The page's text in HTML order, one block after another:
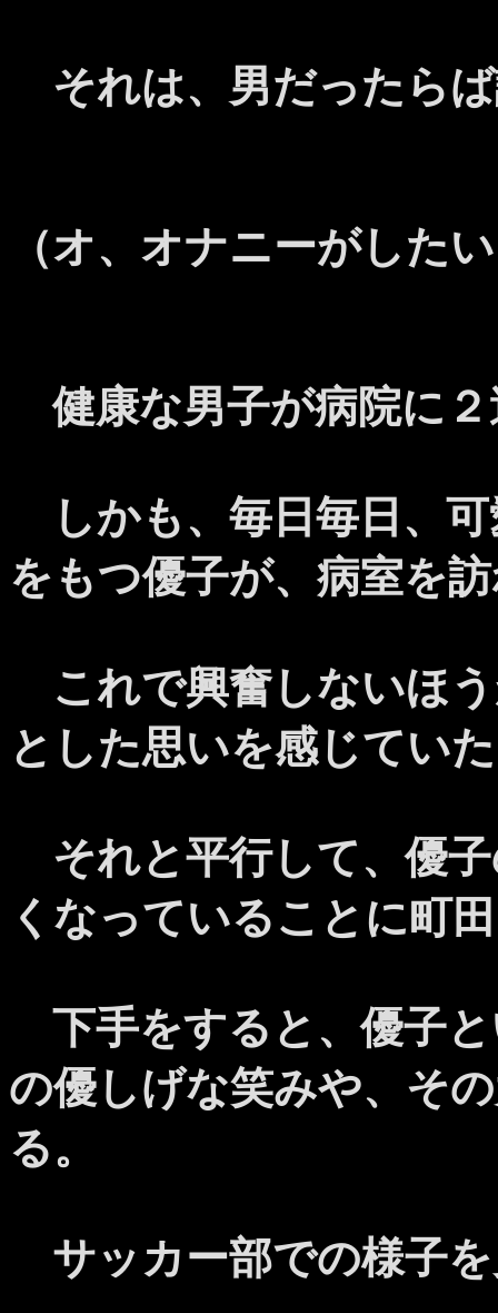
それは、男だったら
（オ、オナニーがした
健康な男子が病院に
しかも、毎日毎日、
をもつ優子が、病室を
これで興奮しないほ
とした思いを感じてい
それと平行して、優
くなっていることに町
下手をすると、優子
の優しげな笑みや、そ
る。
サッカー部での様子